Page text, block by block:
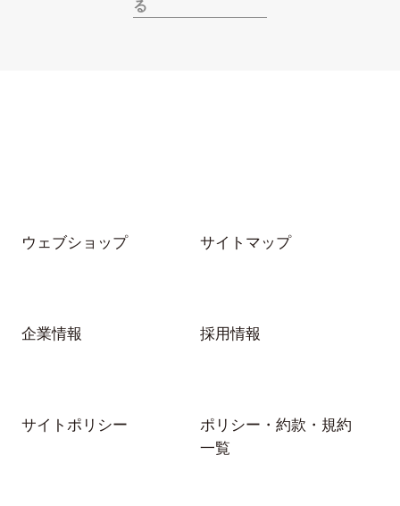
る
ウェブショップ サイトマップ
企業情報 採用情報
サイトポリシー
ポリシー・約款・規約
一覧